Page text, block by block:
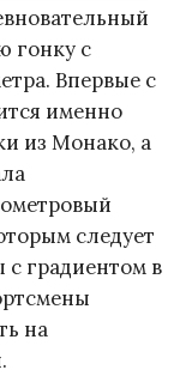
гонку с
Впервые с
именно
из Монако, а
следует
с градиентом в
на